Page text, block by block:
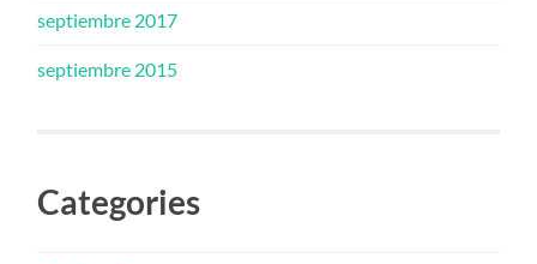
septiembre 2017
septiembre 2015
Categories